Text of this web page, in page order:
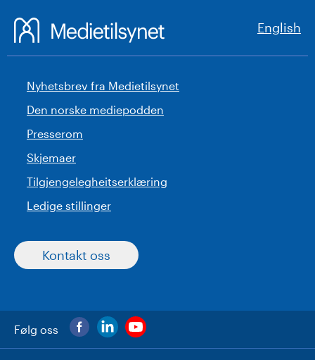
English
Nyhetsbrev fra Medietilsynet
Den norske mediepodden
Presserom
Skjemaer
Tilgjengelegheitserklæring
Ledige stillinger
Kontakt oss
Følg oss